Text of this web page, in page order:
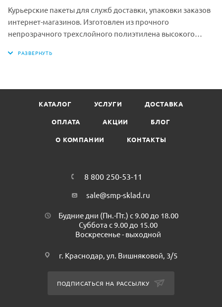
Курьерские пакеты для служб доставки, упаковки заказов
интернет-магазинов. Изготовлен из прочного
непрозрачного трехслойного полиэтилена высокого
слой – белый гладкий полиэтилен, который предназначен
пакета от внешних повреждений и обеспечивающий
давления, мягкий и прочный, устойчивый к механическим
повреждениям и проколам. Наличие клейкой ленты
Наличие кармана: Нет
Плотность: 50мкм
Соответствует требованиям ФГУП "Почта России"
Страна происхождения.: Россия
Количество в коробке: 2500 шт
КАТАЛОГ УСЛУГИ ДОСТАВКА
ОПЛАТА АКЦИИ БЛОГ
О КОМПАНИИ КОНТАКТЫ
8 800 250-53-11
sale@smp-sklad.ru
Будние дни (Пн.-Пт.) с 9.00 до 18.00
Суббота с 9.00 до 15.00
Воскресенье - выходной
г. Краснодар, ул. Вишняковой, 3/5
ПОДПИСАТЬСЯ НА РАССЫЛКУ